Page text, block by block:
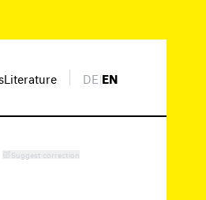
Literature DE|EN
Suggest correction